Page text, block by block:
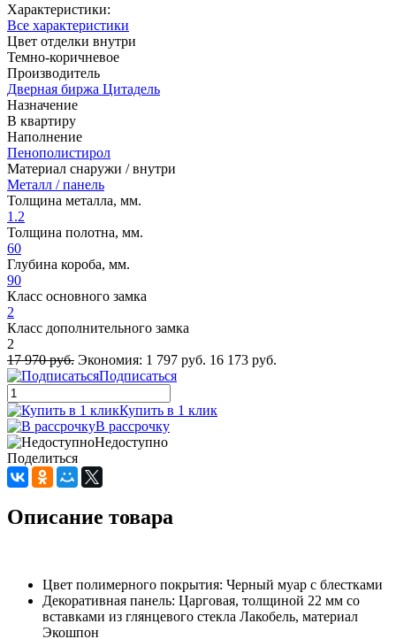
Характеристики:
Все характеристики
Цвет отделки внутри
Темно-коричневое
Производитель
Дверная биржа Цитадель
Назначение
В квартиру
Наполнение
Пенополистирол
Материал снаружи / внутри
Металл / панель
Толщина металла, мм.
1.2
Толщина полотна, мм.
60
Глубина короба, мм.
90
Класс основного замка
2
Класс дополнительного замка
2
17 970 руб. Экономия: 1 797 руб. 16 173 руб.
Подписаться
Купить в 1 клик
В рассрочку
Недоступно
Поделиться
Описание товара
Цвет полимерного покрытия: Черный муар с блестками
Декоративная панель: Царговая, толщиной 22 мм со
вставками из глянцевого стекла Лакобель, материал
Экошпон